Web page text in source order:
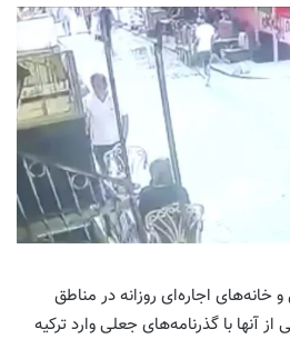
اجاره‌ای روزانه در مناطق
آنها با گذرنامه‌های جعلی وارد ترکیه